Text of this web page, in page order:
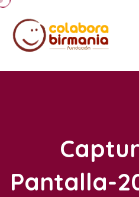
Pantalla-